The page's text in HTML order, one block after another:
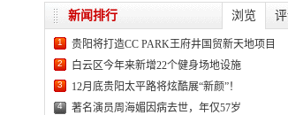
浏览
新闻排行
1 贵阳将打造CC PARK王府井国贸新天地项目
2 白云区今年来新增22个健身场地设施
3 12月底贵阳太平路将炫酷展“新颜”！
4 著名演员周海媚因病去世，年仅57岁